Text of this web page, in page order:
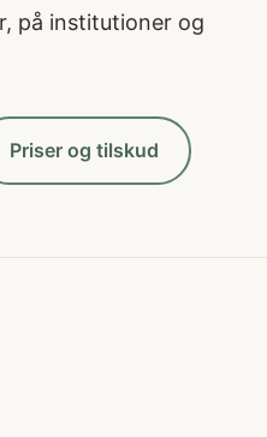
på institutioner og
Priser og tilskud